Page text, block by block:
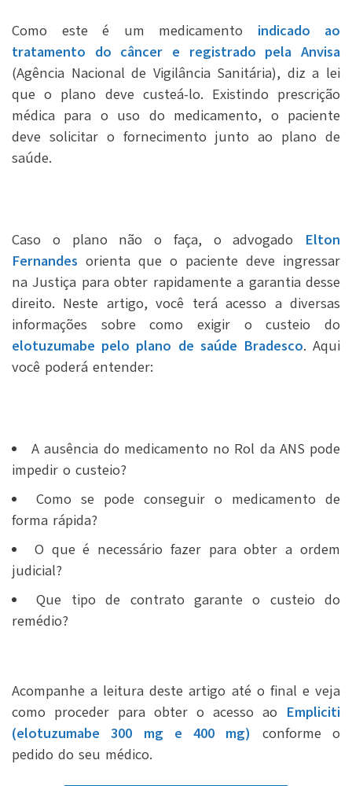
Como este é um medicamento indicado ao
tratamento do câncer e registrado pela Anvisa
(Agência Nacional de Vigilância Sanitária), diz a lei
que o plano deve custeá-lo. Existindo prescrição
médica para o uso do medicamento, o paciente
deve solicitar o fornecimento junto ao plano de
saúde.
Caso o plano não o faça, o advogado Elton
Fernandes orienta que o paciente deve ingressar
na Justiça para obter rapidamente a garantia desse
direito. Neste artigo, você terá acesso a diversas
informações sobre como exigir o custeio do
elotuzumabe pelo plano de saúde Bradesco. Aqui
você poderá entender:
A ausência do medicamento no Rol da ANS pode
impedir o custeio?
Como se pode conseguir o medicamento de
forma rápida?
O que é necessário fazer para obter a ordem
judicial?
Que tipo de contrato garante o custeio do
remédio?
Acompanhe a leitura deste artigo até o final e veja
como proceder para obter o acesso ao Empliciti
(elotuzumabe 300 mg e 400 mg)
conforme o
pedido do seu médico.